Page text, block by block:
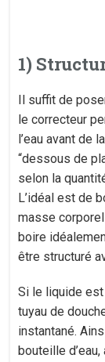
1)
Il suffit de
le correcteur
l’eau avant de
“dessous de
selon la
L’idéal est de
masse
boire
être structuré
Si le liquide
tuyau de
instantané.
bouteille